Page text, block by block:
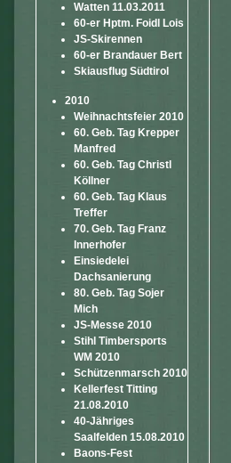
Watten 11.03.2011
60-er Hptm. Foidl Lois
JS-Skirennen
60-er Brandauer Bert
Skiausflug Südtirol
2010
Weihnachtsfeier 2010
60. Geb. Tag Krepper
Manfred
60. Geb. Tag Christl
Köllner
60. Geb. Tag Klaus
Treffer
70. Geb. Tag Franz
Innerhofer
Einsiedelei
Dachsanierung
80. Geb. Tag Sojer
Mich
JS-Messe 2010
Stihl Timbersports
WM 2010
Schützenmarsch 2010
Kellerfest Titting
21.08.2010
40-Jähriges
Saalfelden 15.08.2010
Baons-Fest